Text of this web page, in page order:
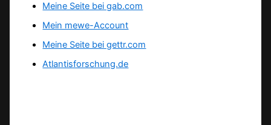
Meine Seite bei gab.com
Mein mewe-Account
Meine Seite bei gettr.com
Atlantisforschung.de